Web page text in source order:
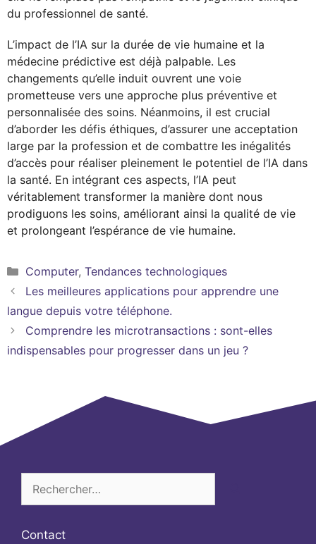
du professionnel de santé.
L’impact de l’IA sur la durée de vie humaine et la
médecine prédictive est déjà palpable. Les
changements qu’elle induit ouvrent une voie
prometteuse vers une approche plus préventive et
personnalisée des soins. Néanmoins, il est crucial
d’aborder les défis éthiques, d’assurer une acceptation
large par la profession et de combattre les inégalités
d’accès pour réaliser pleinement le potentiel de l’IA dans
la santé. En intégrant ces aspects, l’IA peut
véritablement transformer la manière dont nous
prodiguons les soins, améliorant ainsi la qualité de vie
et prolongeant l’espérance de vie humaine.
Catégories
Computer, Tendances technologiques
Les meilleures applications pour apprendre une
langue depuis votre téléphone.
Comprendre les microtransactions : sont-elles
indispensables pour progresser dans un jeu ?
Contact